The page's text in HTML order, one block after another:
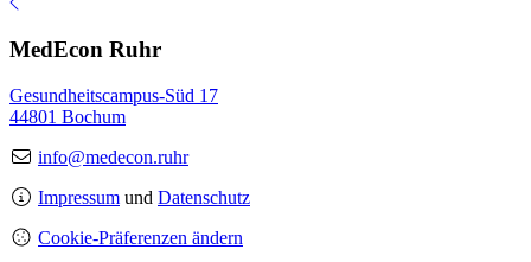
MedEcon Ruhr
Gesundheitscampus-Süd 17
44801 Bochum
info@medecon.ruhr
Impressum und Datenschutz
Cookie-Präferenzen ändern